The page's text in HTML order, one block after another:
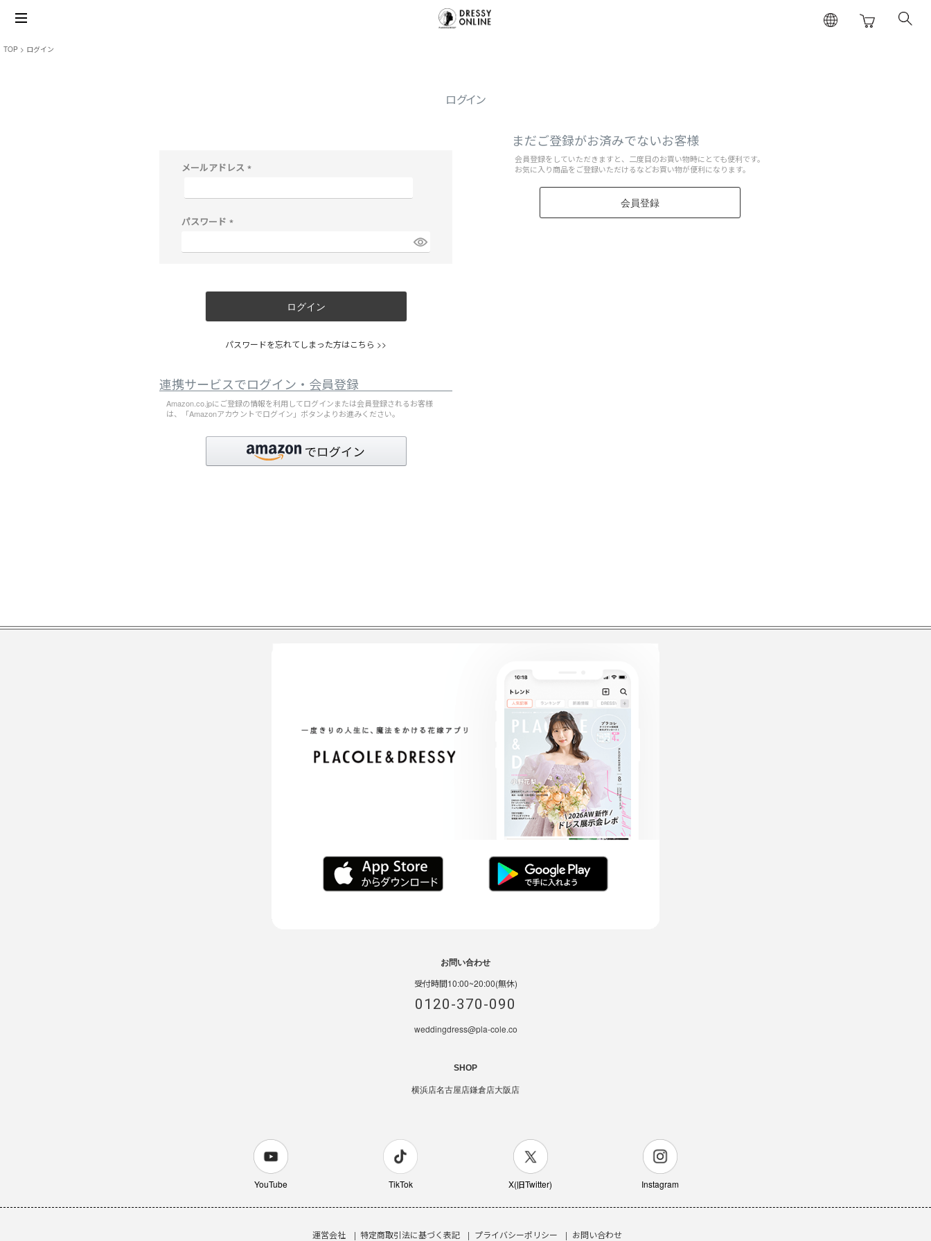
TOP ログイン
ログイン
メールアドレス
必
パスワード
必
ログイン
パスワードを忘れてしまった方はこちら >>
連携サービスでログイン・会員登録
Amazon.co.jpにご登録の情報を利用してログインまたは会員登録されるお客様
は、「Amazonアカウントでログイン」ボタンよりお進みください。
まだご登録がお済みでないお客様
会員登録をしていただきますと、二度目のお買い物時にとても便利です。
お気に入り商品をご登録いただけるなどお買い物が便利になります。
会員登録
お問い合わせ
受付時間10:00~20:00(無休)
0120-370-090
weddingdress@pla-cole.co
SHOP
横浜店名古屋店鎌倉店大阪店
YouTube TikTok X(旧Twitter) Instagram
運営会社 特定商取引法に基づく表記 プライバシーポリシー お問い合わせ